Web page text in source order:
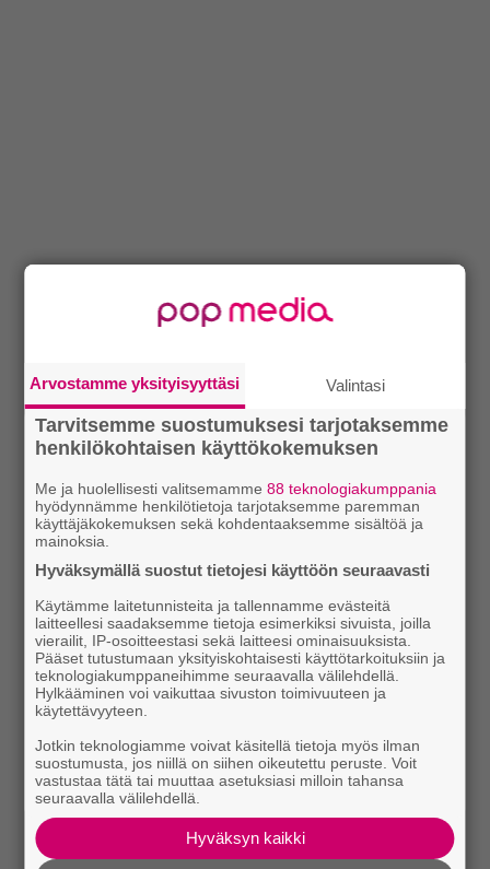
Arvostamme yksityisyyttäsi Valintasi
Tarvitsemme suostumuksesi tarjotaksemme
henkilökohtaisen käyttökokemuksen
Me ja huolellisesti valitsemamme88 teknologiakumppania
hyödynnämme henkilötietoja tarjotaksemme paremman
käyttäjäkokemuksen sekä kohdentaaksemme sisältöä ja
mainoksia.
Hyväksymällä suostut tietojesi käyttöön seuraavasti
Käytämme laitetunnisteita ja tallennamme evästeitä
laitteellesi saadaksemme tietoja esimerkiksi sivuista, joilla
vierailit, IP-osoitteestasi sekä laitteesi ominaisuuksista.
Pääset tutustumaan yksityiskohtaisesti käyttötarkoituksiin ja
teknologiakumppaneihimme seuraavalla välilehdellä.
Hylkääminen voi vaikuttaa sivuston toimivuuteen ja
käytettävyyteen.
Jotkin teknologiamme voivat käsitellä tietoja myös ilman
suostumusta, jos niillä on siihen oikeutettu peruste. Voit
vastustaa tätä tai muuttaa asetuksiasi milloin tahansa
seuraavalla välilehdellä.
Hyväksyn kaikki